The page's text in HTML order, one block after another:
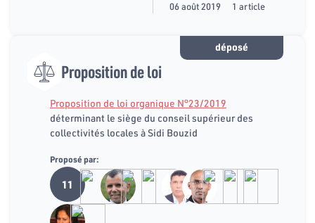
06 août 2019
1 article
déposé
Proposition de loi
Proposition de loi organique N°23/2019
déterminant le siège du conseil supérieur des
collectivités locales à Sidi Bouzid
Proposé par:
11